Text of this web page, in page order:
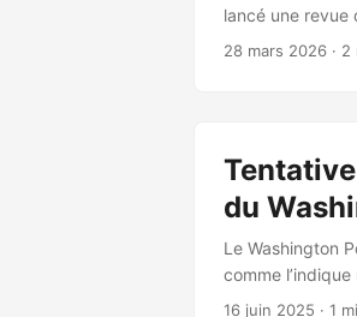
lancé une revue
privée entre
Brown ont
compromission
28 mars 2026 · 2
du
Le Washington
comme
dernier, ce qui a
16 juin 2025 · 1